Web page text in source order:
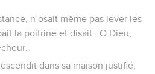
n’osait même pas lever les
la poitrine et disait : O Dieu,
dans sa maison justifié,